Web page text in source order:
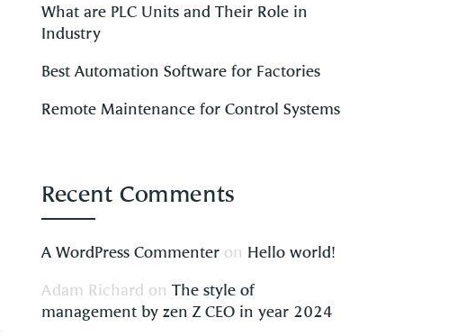
What are PLC Units and Their Role in
Industry
Best Automation Software for Factories
Remote Maintenance for Control Systems
Recent Comments
A WordPress Commenter on Hello world!
Adam Richard on The style of
management by zen Z CEO in year 2024